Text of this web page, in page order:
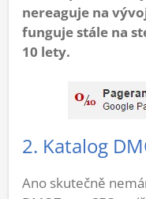
nereaguje na
funguje stále na
10 lety.
2. Katalog
Ano skutečně